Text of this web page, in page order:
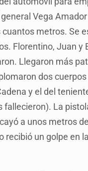
Vega
metros. Se
Florentino, Juan y
Llegaron más
dos
y el del
fallecieron). La
a unos metros
recibió un golpe en